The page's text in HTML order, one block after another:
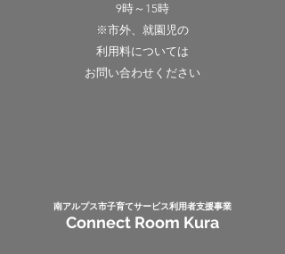
9時～15時
​※市外、就園児の
利用料については
お問い合わせください
​南アルプス市子育てサービス​利用者支援事業
Connect Room Kura